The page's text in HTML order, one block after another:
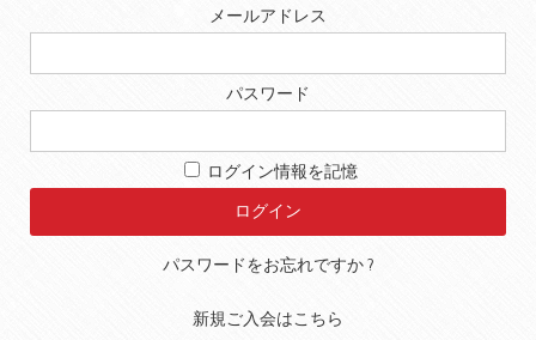
メールアドレス
パスワード
ログイン情報を記憶
パスワードをお忘れですか ?
新規ご入会はこちら